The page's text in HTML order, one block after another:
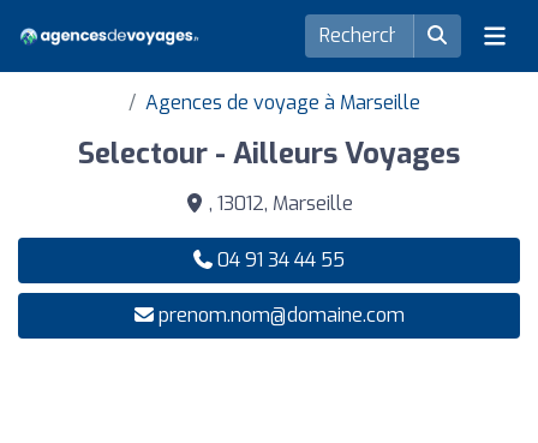
Agences de voyage à Marseille
Selectour - Ailleurs Voyages
, 13012, Marseille
04 91 34 44 55
prenom.nom@domaine.com